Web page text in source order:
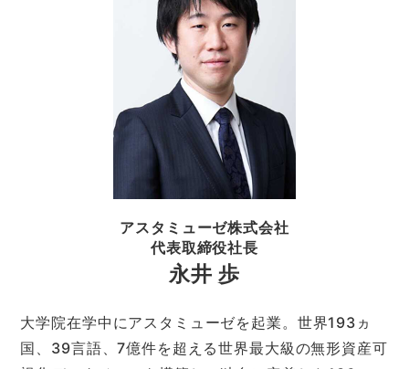
アスタミューゼ株式会社
代表取締役社長
永井 歩
大学院在学中にアスタミューゼを起業。世界193ヵ
国、39言語、7億件を超える世界最大級の無形資産可